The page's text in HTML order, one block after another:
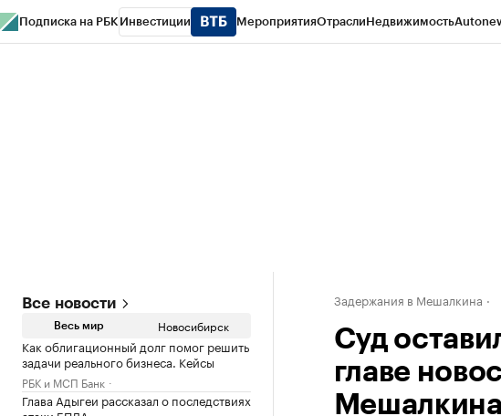
Подписка на РБК Инвестиции МероприятияОтраслиНедвижимость
Все новости
Весь мир Новосибирск
Как облигационный долг помог решить
задачи реального бизнеса. Кейсы
РБК и МСП Банк
Глава Адыгеи рассказал о последствиях
Задержания в Мешалкина
Суд
главе
Мешалкина